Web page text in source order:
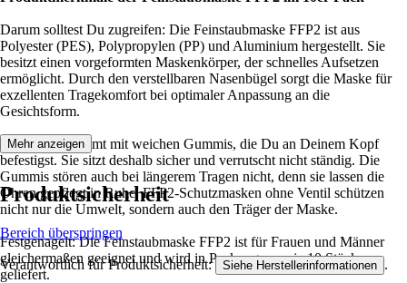
Darum solltest Du zugreifen: Die Feinstaubmaske FFP2 ist aus
Polyester (PES), Polypropylen (PP) und Aluminium hergestellt. Sie
besitzt einen vorgeformten Maskenkörper, der schnelles Aufsetzen
ermöglicht. Durch den verstellbaren Nasenbügel sorgt die Maske für
exzellenten Tragekomfort bei optimaler Anpassung an die
Gesichtsform.
Die Maske kommt mit weichen Gummis, die Du an Deinem Kopf
befestigst. Sie sitzt deshalb sicher und verrutscht nicht ständig. Die
Gummis stören auch bei längerem Tragen nicht, denn sie lassen die
Ohren gepflegt in Ruhe. FFP2-Schutzmasken ohne Ventil schützen
nicht nur die Umwelt, sondern auch den Träger der Maske.
Festgenagelt: Die Feinstaubmaske FFP2 ist für Frauen und Männer
gleichermaßen geeignet und wird in Packungen zu je 10 Stück
geliefert.
Mehr anzeigen
Produktsicherheit
Bereich überspringen
Verantwortlich für Produktsicherheit: Siehe Herstellerinformationen .